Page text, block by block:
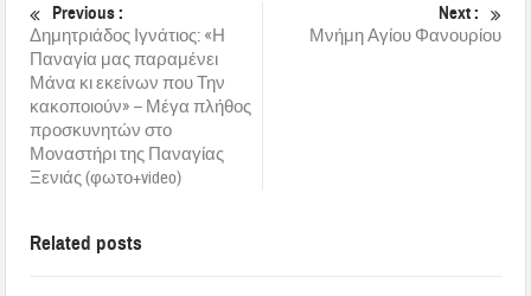
Previous :
Δημητριάδος Ιγνάτιος: «Η
Παναγία μας παραμένει
Μάνα κι εκείνων που Την
κακοποιούν» – Μέγα πλήθος
προσκυνητών στο
Μοναστήρι της Παναγίας
Ξενιάς (φωτο+video)
Next :
Μνήμη Αγίου Φανουρίου
Related posts